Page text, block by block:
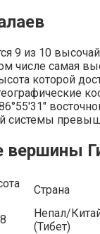
9 из 10
числе самая
которой
системы
вершины
Страна
Непал/
(Тибет)